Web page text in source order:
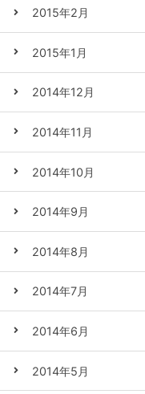
2015年2月
2015年1月
2014年12月
2014年11月
2014年10月
2014年9月
2014年8月
2014年7月
2014年6月
2014年5月